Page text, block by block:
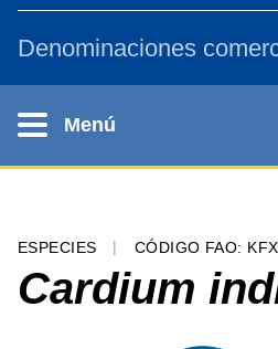
Denominaciones
Menú
ESPECIES CÓDIGO FAO: KFX
Cardium